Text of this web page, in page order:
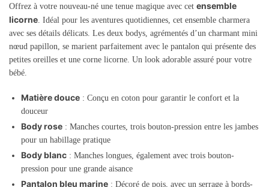
Offrez à votre nouveau-né une tenue magique avec cet ensemble
licorne. Idéal pour les aventures quotidiennes, cet ensemble charmera
avec ses détails délicats. Les deux bodys, agrémentés d’un charmant mini
nœud papillon, se marient parfaitement avec le pantalon qui présente des
petites oreilles et une corne licorne. Un look adorable assuré pour votre
bébé.
Matière douce : Conçu en coton pour garantir le confort et la
douceur
Body rose : Manches courtes, trois bouton-pression entre les jambes
pour un habillage pratique
Body blanc : Manches longues, également avec trois bouton-
pression pour une grande aisance
Pantalon bleu marine : Décoré de pois, avec un serrage à bords-